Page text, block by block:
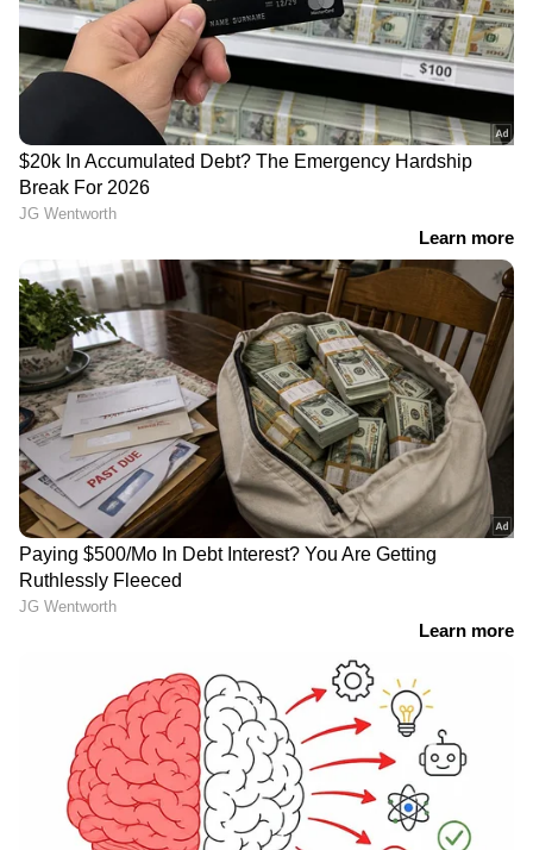
കളിക്കുമോ എന്ന കാര്യത്തില്‍ മെസി ഇതുവരെ
മനസുതുറന്നിട്ടില്ല.
ഏഷ്യാനെറ്റ് ന്യൂസ് ലൈവ് കാണാന്‍ ഇവിടെ
ക്ലിക് ചെയ്യുക
LATEST VIDEOS
ഉത്തരേന്ത്യയിൽ ശക്തമായ മഴ
തുടരുന്നു, അസമിൽ മരണം 97;
ബ്രഹ്മപുത്രയും പോഷക നദികളും
കരകവിഞ്ഞൊഴുകി
'മുട്ടിന് താഴെ വെടിവെച്ചാലും
മുട്ടുകുത്തില്ല'; പൊലീസ് തെരച്ചിൽ
തുടരുന്നതിനിടെ വീണ്ടും അർജുൻ
ആയങ്കി